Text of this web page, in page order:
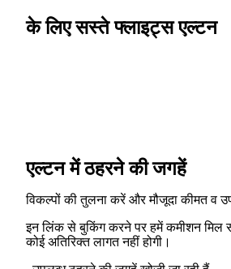
के लिए सस्ते फ्लाइट्स एल्टन
एल्टन में ठहरने की जगहें
विकल्पों की तुलना करें और मौजूदा कीमत व
इन लिंक से बुकिंग करने पर हमें कमीशन मिल
कोई अतिरिक्त लागत नहीं होगी।